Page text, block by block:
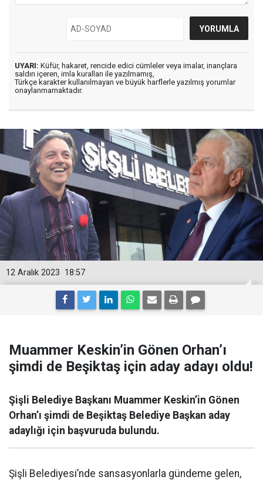
UYARI: Küfür, hakaret, rencide edici cümleler veya imalar, inançlara
saldırı içeren, imla kuralları ile yazılmamış,
Türkçe karakter kullanılmayan ve büyük harflerle yazılmış yorumlar
onaylanmamaktadır.
18:57
12 Aralık 2023
Muammer Keskin’in Gönen Orhan’ı
şimdi de Beşiktaş için aday adayı oldu!
Şişli Belediye Başkanı Muammer Keskin’in Gönen
Orhan’ı şimdi de Beşiktaş Belediye Başkan aday
adaylığı için başvuruda bulundu.
Şişli Belediyesi’nde sansasyonlarla gündeme gelen,